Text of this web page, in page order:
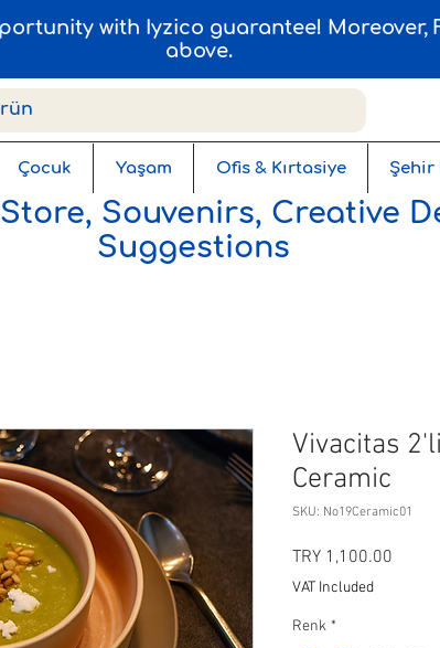
with Iyzico guarantee! Moreover,
above.
Çocuk Yaşam Ofis & Kırtasiye Şehir
Souvenirs, Creative
Suggestions
Vivacitas
Ceramic
SKU: No19Ceramic01
TRY 1,100.00
VAT Included
Renk *